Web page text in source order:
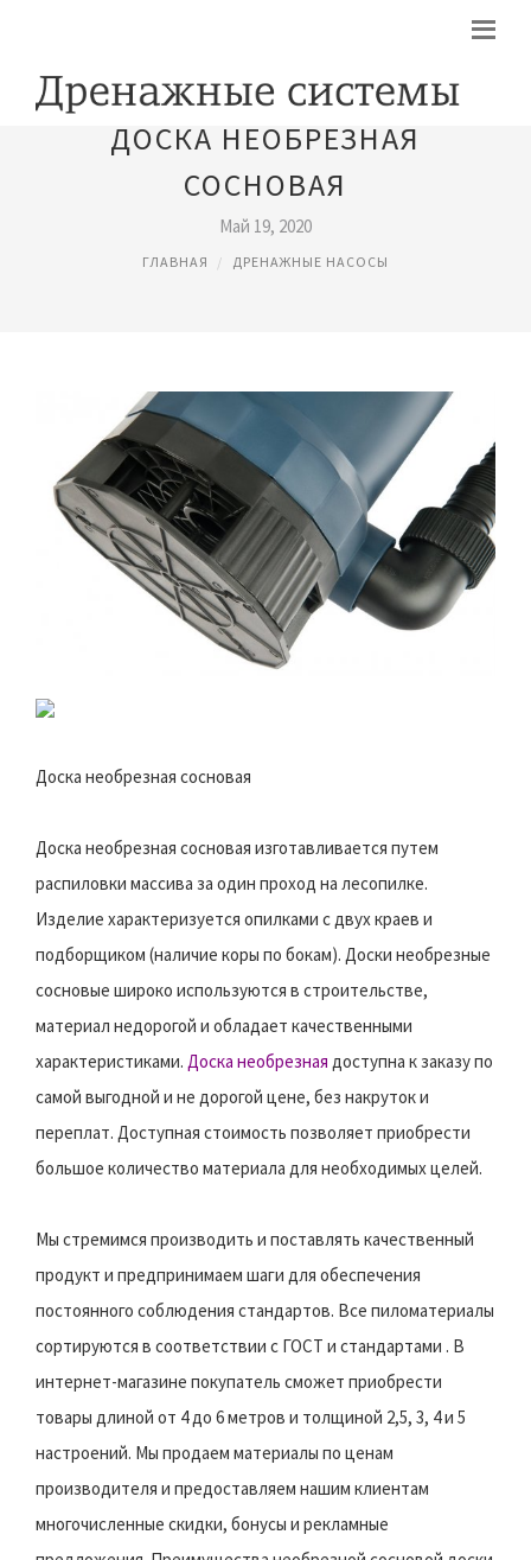
ДОСКА НЕОБРЕЗНАЯ
СОСНОВАЯ
Май 19, 2020
ГЛАВНАЯ ДРЕНАЖНЫЕ НАСОСЫ
Доска необрезная сосновая
Доска необрезная сосновая изготавливается путем
распиловки массива за один проход на лесопилке.
Изделие характеризуется опилками с двух краев и
подборщиком (наличие коры по бокам). Доски необрезные
сосновые широко используются в строительстве,
материал недорогой и обладает качественными
характеристиками. Доска необрезная доступна к заказу по
самой выгодной и не дорогой цене, без накруток и
переплат. Доступная стоимость позволяет приобрести
большое количество материала для необходимых целей.
Мы стремимся производить и поставлять качественный
продукт и предпринимаем шаги для обеспечения
постоянного соблюдения стандартов. Все пиломатериалы
сортируются в соответствии с ГОСТ и стандартами . В
интернет-магазине покупатель сможет приобрести
товары длиной от 4 до 6 метров и толщиной 2,5, 3, 4 и 5
настроений. Мы продаем материалы по ценам
производителя и предоставляем нашим клиентам
многочисленные скидки, бонусы и рекламные